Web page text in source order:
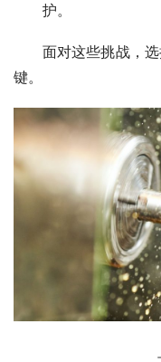
护。
面对这些挑战，选
键。